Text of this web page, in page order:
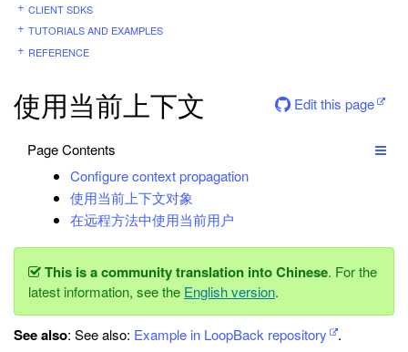
CLIENT SDKS
TUTORIALS AND EXAMPLES
REFERENCE
使用当前上下文 Edit this page
Page Contents
Configure context propagation
使用当前上下文对象
在远程方法中使用当前用户
This is a community translation into Chinese. For the
latest information, see the English version.
See also: See also: Example in LoopBack repository
.